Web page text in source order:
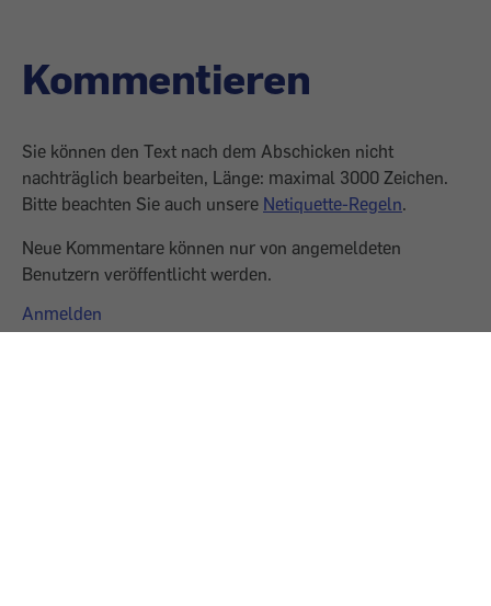
Kommentieren
Sie können den Text nach dem Abschicken nicht
nachträglich bearbeiten, Länge: maximal 3000 Zeichen.
Bitte beachten Sie auch unsere Netiquette-Regeln.
Neue Kommentare können nur von angemeldeten
Benutzern veröffentlicht werden.
Anmelden